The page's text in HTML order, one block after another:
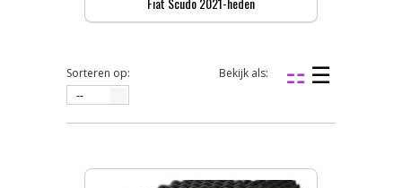
Sorteren op:
--
Bekijk als: